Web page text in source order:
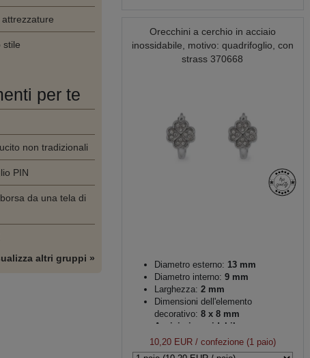
stile
per te
non tradizionali
PIN
da una tela di
altri gruppi »
Orecchini a cerchio in acciaio
inossidabile, motivo: quadrifoglio, con
strass 370668
Diametro esterno: 13 mm
Diametro interno: 9 mm
Larghezza: 2 mm
Dimensioni dell'elemento
decorativo: 8 x 8 mm
Acciaio inossidabile
10,20 EUR/ confezione (1 paio)